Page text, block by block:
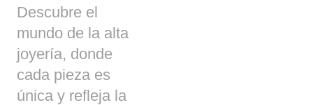
Descubre el
mundo de la alta
joyería, donde
cada pieza es
única y refleja la